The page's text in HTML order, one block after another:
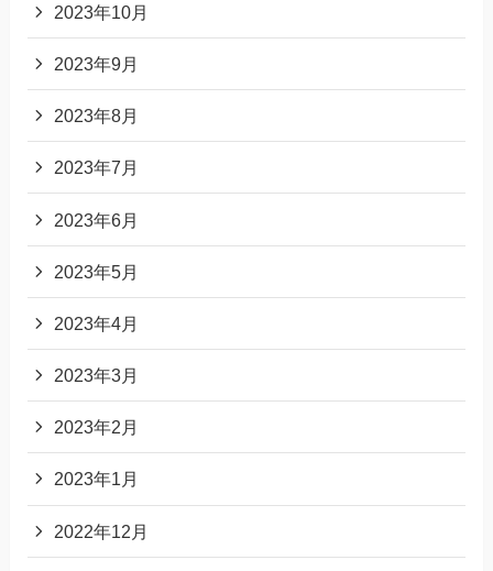
2023年10月
2023年9月
2023年8月
2023年7月
2023年6月
2023年5月
2023年4月
2023年3月
2023年2月
2023年1月
2022年12月